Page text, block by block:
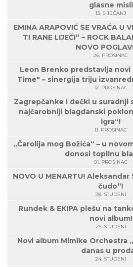
glasne misli
13. SIJEČANJ
EMINA ARAPOVIĆ SE VRAĆA U
TI RANE LIJEČI“ – ROCK
NOVO
26. PROSINAC
Leon Brenko predstavlja
Time" – sinergija triju
12. PROSINAC
Zagrepčanke i dečki u suradnji
najčarobniji blagdanski
igra“!
11. PROSINAC
„Čarolija mog Božića“ – u
donosi toplinu
01. PROSINAC
NOVO U MENARTU!
čudo“!
28. STUDENI
Rundek & EKIPA plešu na
novi album!
25. STUDENI
Novi album Mimike Orchestra
danas u
24. STUDENI